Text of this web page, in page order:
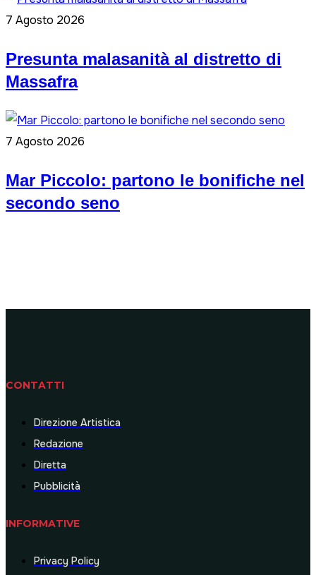
7 Agosto 2026
Presunta malasanità al distretto di
Massafra
7 Agosto 2026
Mar Piccolo: partono le bonifiche nel
secondo seno
CONTATTI
Direzione Artistica
Redazione
Diretta
Pubblicità
INFORMATIVE
Privacy Policy